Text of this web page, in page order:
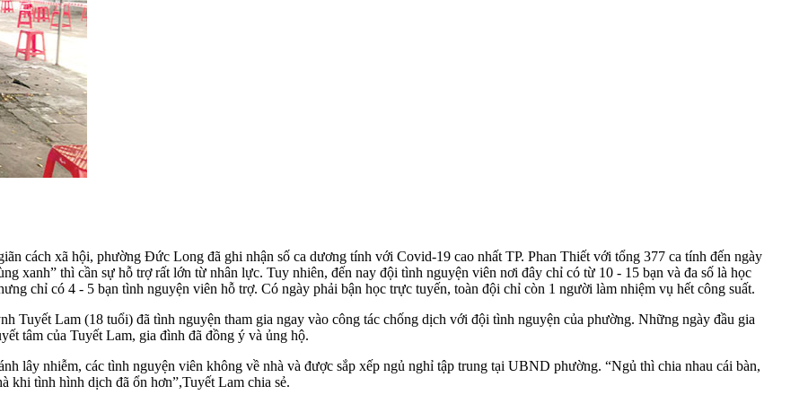
cách xã hội, phường Đức Long đã ghi nhận số ca dương tính với Covid-19 cao nhất TP. Phan Thiết với tổng 377 ca tính đến ngày
xanh” thì cần sự hỗ trợ rất lớn từ nhân lực. Tuy nhiên, đến nay đội tình nguyện viên nơi đây chỉ có từ 10 - 15 bạn và đa số là học
chỉ có 4 - 5 bạn tình nguyện viên hỗ trợ. Có ngày phải bận học trực tuyến, toàn đội chỉ còn 1 người làm nhiệm vụ hết công suất.
Tuyết Lam (18 tuổi) đã tình nguyện tham gia ngay vào công tác chống dịch với đội tình nguyện của phường. Những ngày đầu gia
tâm của Tuyết Lam, gia đình đã đồng ý và ủng hộ.
lây nhiễm, các tình nguyện viên không về nhà và được sắp xếp ngủ nghỉ tập trung tại UBND phường. “Ngủ thì chia nhau cái bàn,
khi tình hình dịch đã ổn hơn”,Tuyết Lam chia sẻ.